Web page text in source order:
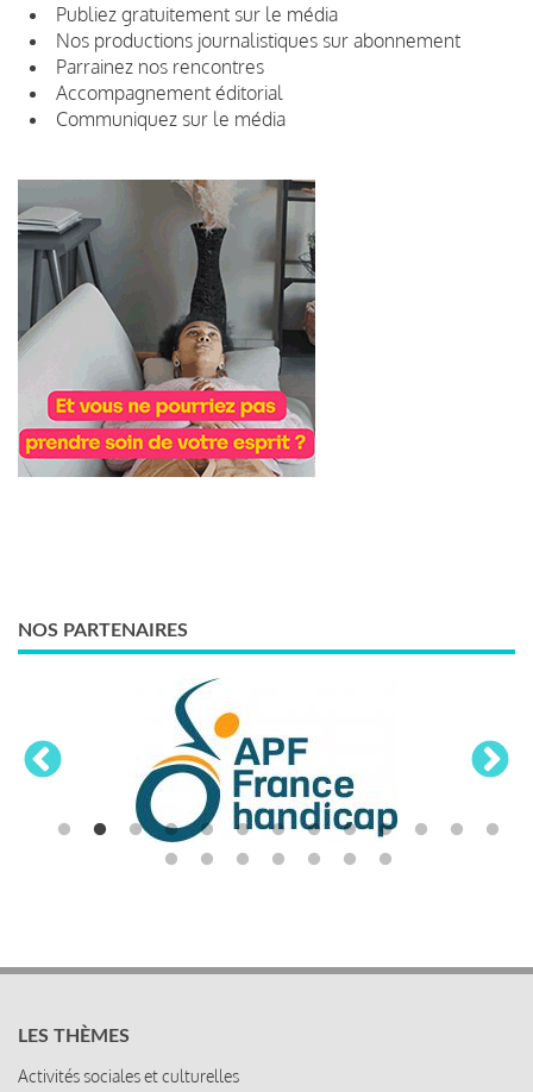
Publiez gratuitement sur le média
Nos productions journalistiques sur abonnement
Parrainez nos rencontres
Accompagnement éditorial
Communiquez sur le média
NOS PARTENAIRES
LES THÈMES
Activités sociales et culturelles